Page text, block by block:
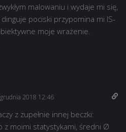
malowaniu i wydaje mi się,
pociski przypomina mi IS-
moje wrażenie.
2018 12:46
z zupełnie innej beczki:
z moimi statystykami, średni Ø